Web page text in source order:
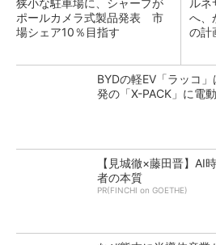
狭小な駐車場に、シャープが
ポールカメラ式製品発表 市
場シェア10％目指す
ルネ
へ、
の計
BYDの軽EV「ラッコ
発の「X-PACK」に電
【見城徹×藤田晋】AI
者の本質
PR(FINCHI on GOETHE)